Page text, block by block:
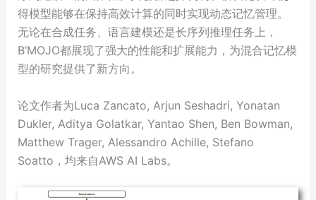
得模型能够在保持高效计算的同时实现动态记忆管理。
无论在合成任务、语言建模还是长序列推理任务上，
B’MOJO都展现了强大的性能和扩展能力，为混合记忆模
型的研究提供了新方向。
论文作者为Luca Zancato, Arjun Seshadri, Yonatan
Dukler, Aditya Golatkar, Yantao Shen, Ben Bowman,
Matthew Trager, Alessandro Achille, Stefano
Soatto，均来自AWS AI Labs。